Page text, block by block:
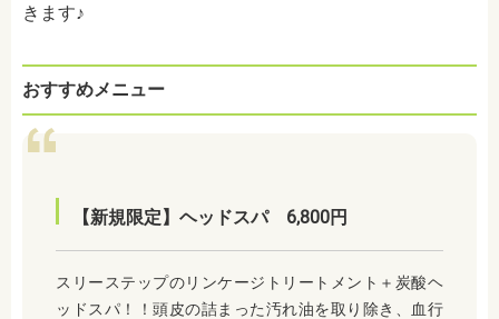
きます♪
おすすめメニュー
【新規限定】ヘッドスパ 6,800円
スリーステップのリンケージトリートメント＋炭酸ヘ
ッドスパ！！頭皮の詰まった汚れ油を取り除き、血行